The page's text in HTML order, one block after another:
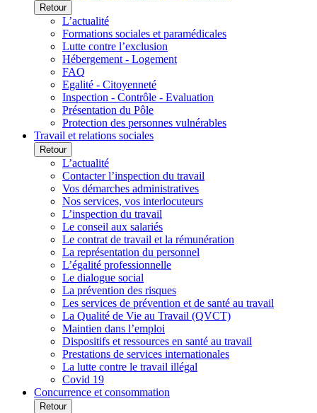
Retour
L’actualité
Formations sociales et paramédicales
Lutte contre l’exclusion
Hébergement - Logement
FAQ
Egalité - Citoyenneté
Inspection - Contrôle - Evaluation
Présentation du Pôle
Protection des personnes vulnérables
Travail et relations sociales
Retour
L’actualité
Contacter l’inspection du travail
Vos démarches administratives
Nos services, vos interlocuteurs
L’inspection du travail
Le conseil aux salariés
Le contrat de travail et la rémunération
La représentation du personnel
L’égalité professionnelle
Le dialogue social
La prévention des risques
Les services de prévention et de santé au travail
La Qualité de Vie au Travail (QVCT)
Maintien dans l’emploi
Dispositifs et ressources en santé au travail
Prestations de services internationales
La lutte contre le travail illégal
Covid 19
Concurrence et consommation
Retour